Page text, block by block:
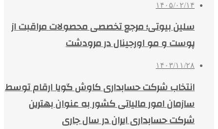
۱۴۰۵/۰۲/۱۴
سلین بیوتی؛ مرجع تخصصی محصولات مراقبت از
پوست و مو اورجینال در مرودشت
۱۴۰۳/۱۱/۲۸
انتخاب شرکت حسابداری کاوش گویا ارقام توسط
سازمان امور مالیاتی کشور به عنوان بهترین
شرکت حسابداری ایران در سال جاری